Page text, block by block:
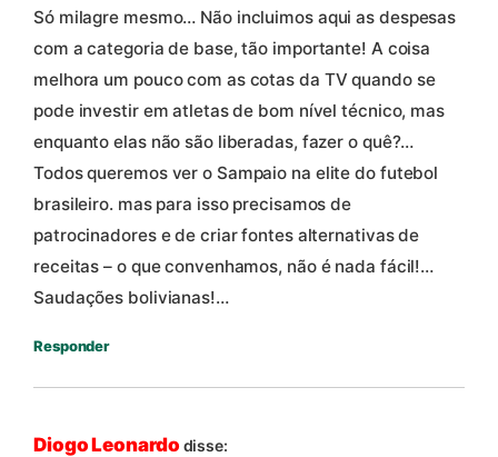
Só milagre mesmo… Não incluimos aqui as despesas
com a categoria de base, tão importante! A coisa
melhora um pouco com as cotas da TV quando se
pode investir em atletas de bom nível técnico, mas
enquanto elas não são liberadas, fazer o quê?…
Todos queremos ver o Sampaio na elite do futebol
brasileiro. mas para isso precisamos de
patrocinadores e de criar fontes alternativas de
receitas – o que convenhamos, não é nada fácil!…
Saudações bolivianas!…
Responder
Diogo Leonardo disse: